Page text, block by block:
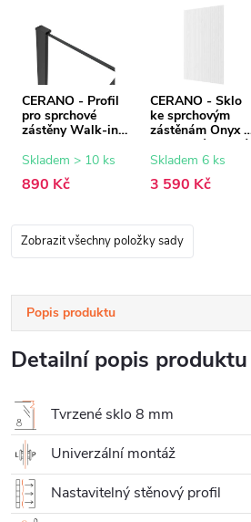
CERANO - Profil
pro sprchové
zástěny Walk-in
černá matná - 15
Skladem > 10 ks
890 Kč
CERANO - Sklo
ke sprchovým
zástěnám Onyx -
8 mm - rýhované
sklo - 60x200 cm
Skladem 6 ks
3 590 Kč
Zobrazit všechny položky sady
Popis produktu
Detailní popis produktu
Tvrzené sklo 8 mm
Univerzální montáž
Nastavitelný stěnový profil